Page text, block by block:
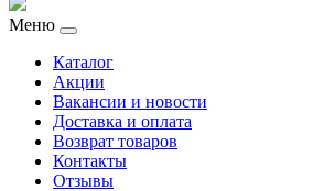
Меню
Каталог
Акции
Вакансии и новости
Доставка и оплата
Возврат товаров
Контакты
Отзывы